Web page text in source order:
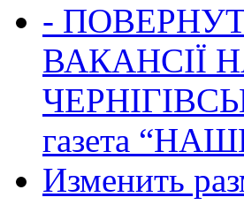
-
ВАКАНСІЇ
газета
Изменить